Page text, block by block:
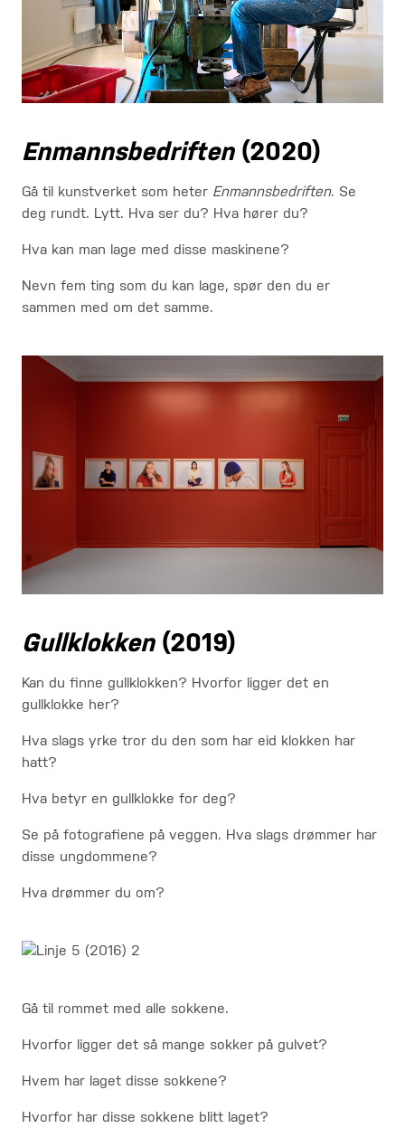
Enmannsbedriften(2020)
Gå til kunstverket som heter Enmannsbedriften. Se
deg rundt. Lytt. Hva ser du? Hva hører du?
Hva kan man lage med disse maskinene?
Nevn fem ting som du kan lage, spør den du er
sammen med om det samme.
Gullklokken(2019)
Kan du finne gullklokken? Hvorfor ligger det en
gullklokke her?
Hva slags yrke tror du den som har eid klokken har
hatt?
Hva betyr en gullklokke for deg?
Se på fotografiene på veggen. Hva slags drømmer har
disse ungdommene?
Hva drømmer du om?
Gå til rommet med alle sokkene.
Hvorfor ligger det så mange sokker på gulvet?
Hvem har laget disse sokkene?
Hvorfor har disse sokkene blitt laget?